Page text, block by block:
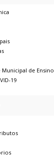
de Ensino
19